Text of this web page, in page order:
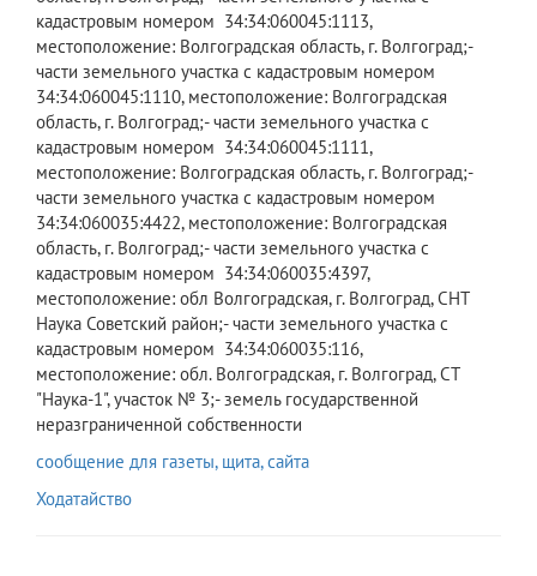
сообщение для газеты, щита, сайта
Ходатайство